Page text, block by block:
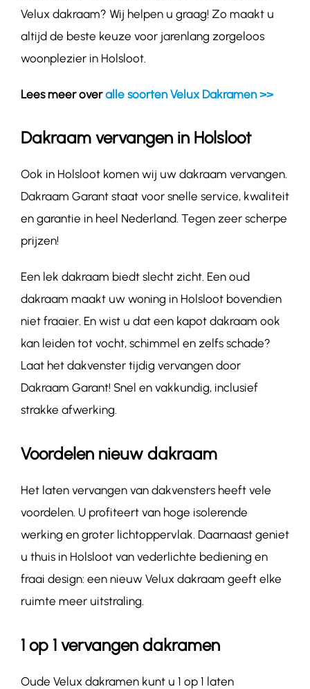
Velux dakraam? Wij helpen u graag! Zo maakt u
altijd de beste keuze voor jarenlang zorgeloos
woonplezier in Holsloot.
Lees meer overalle soorten Velux Dakramen >>
Dakraam vervangen in Holsloot
Ook in Holsloot komen wij uw dakraam vervangen.
Dakraam Garant staat voor snelle service, kwaliteit
en garantie in heel Nederland. Tegen zeer scherpe
prijzen!
Een lek dakraam biedt slecht zicht. Een oud
dakraam maakt uw woning in Holsloot bovendien
niet fraaier. En wist u dat een kapot dakraam ook
kan leiden tot vocht, schimmel en zelfs schade?
Laat het dakvenster tijdig vervangen door
Dakraam Garant! Snel en vakkundig, inclusief
strakke afwerking.
Voordelen nieuw dakraam
Het laten vervangen van dakvensters heeft vele
voordelen. U profiteert van hoge isolerende
werking en groter lichtoppervlak. Daarnaast geniet
u thuis in Holsloot van vederlichte bediening en
fraai design: een nieuw Velux dakraam geeft elke
ruimte meer uitstraling.
1 op 1 vervangen dakramen
Oude Velux dakramen kunt u 1 op 1 laten